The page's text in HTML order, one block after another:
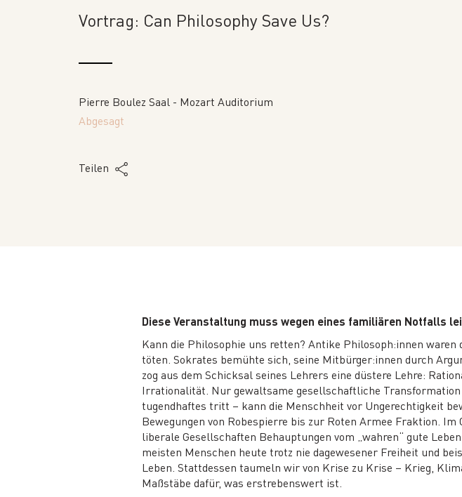
Vortrag: Can Philosophy Save Us?
Pierre Boulez Saal - Mozart Auditorium
Abgesagt
Teilen
Diese Veranstaltung muss wegen eines familiären Notfalls
Kann die Philosophie uns retten? Antike Philosoph:innen
töten. Sokrates bemühte sich, seine Mitbürger:innen durch
zog aus dem Schicksal seines Lehrers eine düstere Lehre:
Irrationalität. Nur gewaltsame gesellschaftliche
tugendhaftes tritt – kann die Menschheit vor Ungerechtigkeit
Bewegungen von Robespierre bis zur Roten Armee Fraktion.
liberale Gesellschaften Behauptungen vom „wahren“ gute
meisten Menschen heute trotz nie dagewesener Freiheit und
Leben. Stattdessen taumeln wir von Krise zu Krise – Krieg,
Maßstäbe dafür, was erstrebenswert ist.